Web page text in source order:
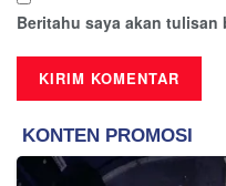
Beritahu saya akan tulisan